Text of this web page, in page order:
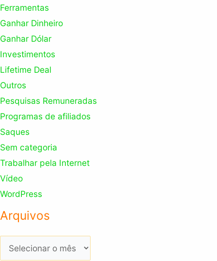
Ferramentas
Ganhar Dinheiro
Ganhar Dólar
Investimentos
Lifetime Deal
Outros
Pesquisas Remuneradas
Programas de afiliados
Saques
Sem categoria
Trabalhar pela Internet
Vídeo
WordPress
Arquivos
Arquivos